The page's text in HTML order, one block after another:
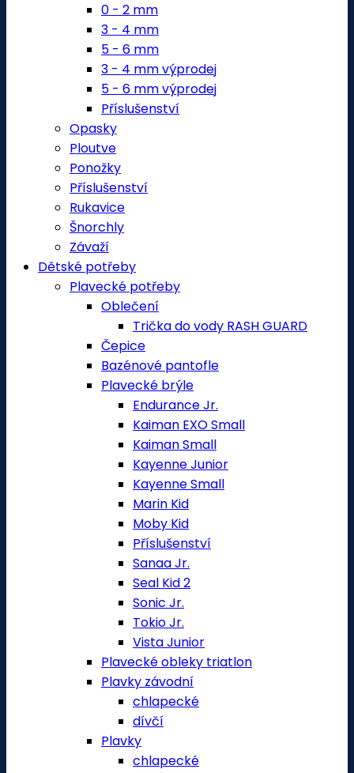
0 - 2 mm
3 - 4 mm
5 - 6 mm
3 - 4 mm výprodej
5 - 6 mm výprodej
Příslušenství
Opasky
Ploutve
Ponožky
Příslušenství
Rukavice
Šnorchly
Závaží
Dětské potřeby
Plavecké potřeby
Oblečení
Trička do vody RASH GUARD
Čepice
Bazénové pantofle
Plavecké brýle
Endurance Jr.
Kaiman EXO Small
Kaiman Small
Kayenne Junior
Kayenne Small
Marin Kid
Moby Kid
Příslušenství
Sanaa Jr.
Seal Kid 2
Sonic Jr.
Tokio Jr.
Vista Junior
Plavecké obleky triatlon
Plavky závodní
chlapecké
dívčí
Plavky
chlapecké